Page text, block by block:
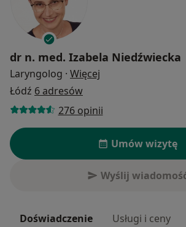
dr n. med. Izabela Niedźwiecka
Laryngolog · Więcej
Łódź 6 adresów
276 opinii
Umów wizytę
Wyślij
Doświadczenie Usługi i ceny